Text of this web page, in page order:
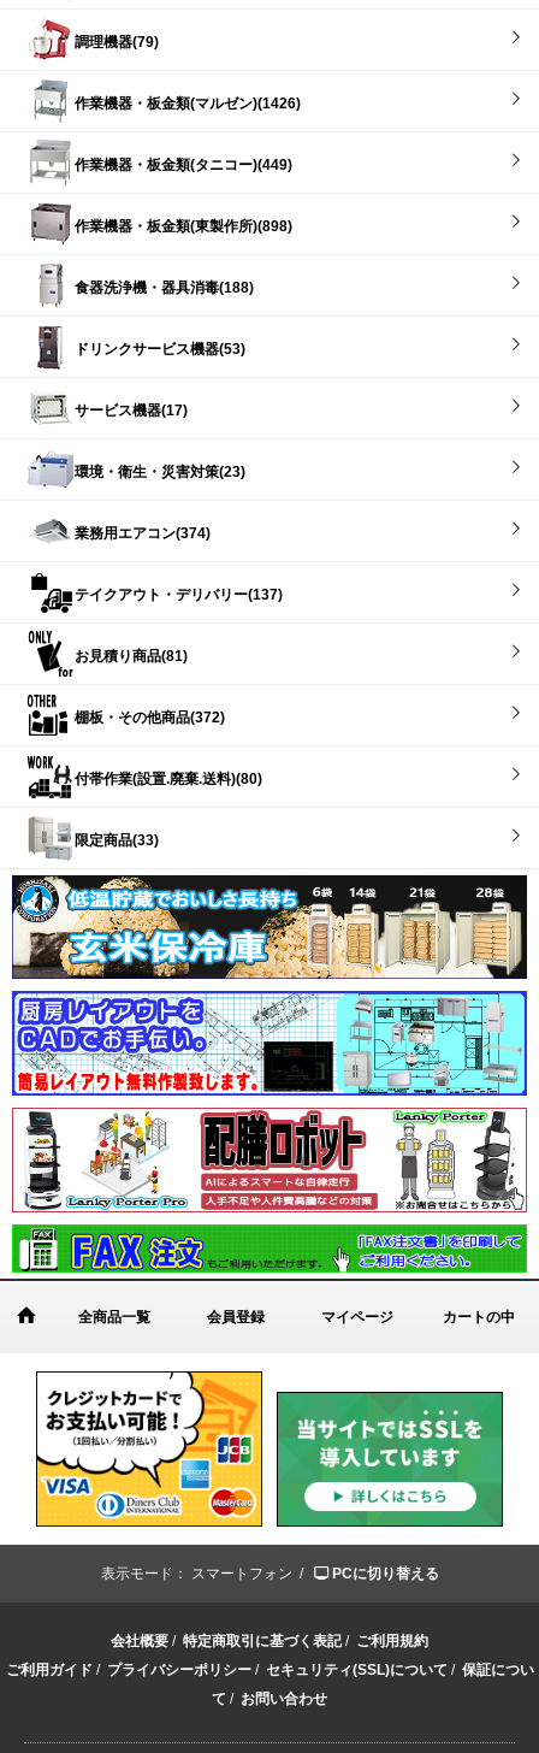
調理機器(79)
作業機器・板金類(マルゼン)(1426)
作業機器・板金類(タニコー)(449)
作業機器・板金類(東製作所)(898)
食器洗浄機・器具消毒(188)
ドリンクサービス機器(53)
サービス機器(17)
環境・衛生・災害対策(23)
業務用エアコン(374)
テイクアウト・デリバリー(137)
お見積り商品(81)
棚板・その他商品(372)
付帯作業(設置.廃棄.送料)(80)
限定商品(33)
全商品一覧 会員登録 マイページ カートの中
表示モード： スマートフォン / PCに切り替える
会社概要 / 特定商取引に基づく表記/ ご利用規約
ご利用ガイド / プライバシーポリシー/ セキュリティ(SSL)について / 保証につい
て / お問い合わせ